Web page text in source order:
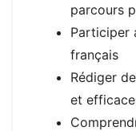
parcours
Participer
français
Rédiger
et